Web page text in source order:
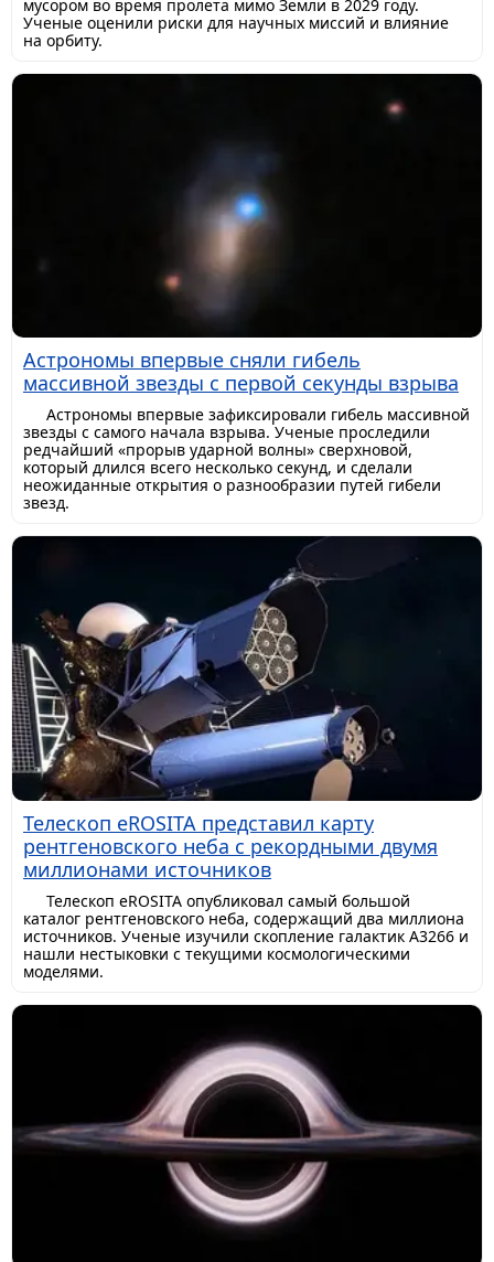
мусором во время пролета мимо Земли в 2029 году.
Ученые оценили риски для научных миссий и влияние
на орбиту.
Астрономы впервые сняли гибель
массивной звезды с первой секунды взрыва
Астрономы впервые зафиксировали гибель массивной
звезды с самого начала взрыва. Ученые проследили
редчайший «прорыв ударной волны» сверхновой,
который длился всего несколько секунд, и сделали
неожиданные открытия о разнообразии путей гибели
звезд.
Телескоп eROSITA представил карту
рентгеновского неба с рекордными двумя
миллионами источников
Телескоп eROSITA опубликовал самый большой
каталог рентгеновского неба, содержащий два миллиона
источников. Ученые изучили скопление галактик A3266 и
нашли нестыковки с текущими космологическими
моделями.